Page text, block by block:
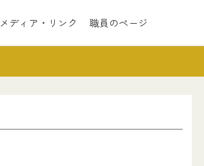
メディア・リンク 職員のページ